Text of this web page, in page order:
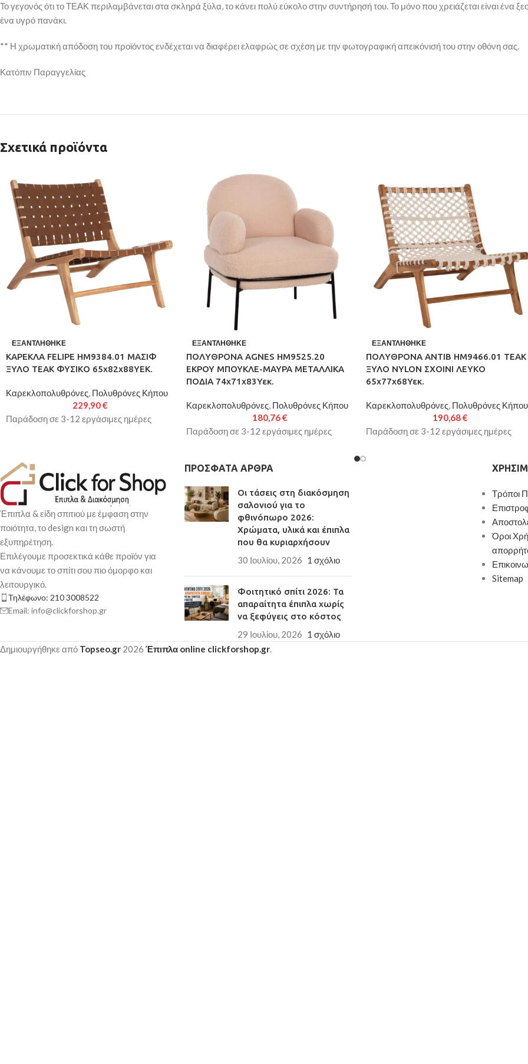
Το γεγονός ότι το ΤΕΑΚ περιλαμβάνεται στα σκληρά ξύλα, το κάνει πολύ εύκολο στην συντήρησή του. Το μόνο που χρειάζεται είναι ένα
ένα υγρό πανάκι.
** Η χρωματική απόδοση του προϊόντος ενδέχεται να διαφέρει ελαφρώς σε σχέση με την φωτογραφική απεικόνισή του στην οθόνη σας.
Κατόπιν Παραγγελίας
Σχετικά προϊόντα
ΕΞΑΝΤΛΉΘΗΚΕ
ΚΑΡΕΚΛΑ FELIPE HM9384.01 ΜΑΣΙΦ
ΞΥΛΟ ΤEAK ΦΥΣΙΚΟ 65x82x88YΕΚ.
Καρεκλοπολυθρόνες, Πολυθρόνες Κήπου
229,90€
Παράδοση σε 3-12 εργάσιμες ημέρες
ΕΞΑΝΤΛΉΘΗΚΕ
ΠΟΛΥΘΡΟΝΑ AGNES HM9525.20
ΕΚΡΟΥ ΜΠΟΥΚΛΕ-ΜΑΥΡΑ ΜΕΤΑΛΛΙΚΑ
ΠΟΔΙΑ 74x71x83Υεκ.
Καρεκλοπολυθρόνες, Πολυθρόνες Κήπου
180,76€
Παράδοση σε 3-12 εργάσιμες ημέρες
ΕΞΑΝΤΛΉΘΗΚΕ
ΠΟΛΥΘΡΟΝΑ ANTIB HM9466.01 ΤΕΑΚ
ΞΥΛΟ NYLON ΣΧΟΙΝΙ ΛΕΥΚΟ
65x77x68Υεκ.
Καρεκλοπολυθρόνες, Πολυθρόνες Κήπου
190,68€
Παράδοση σε 3-12 εργάσιμες ημέρες
Έπιπλα & είδη σπιτιού με έμφαση στην
ποιότητα, το design και τη σωστή
εξυπηρέτηση.
Επιλέγουμε προσεκτικά κάθε προϊόν για
να κάνουμε το σπίτι σου πιο όμορφο και
λειτουργικό.
Τηλέφωνο: 210 3008522
Email: info@clickforshop.gr
ΠΡΌΣΦΑΤΑ ΆΡΘΡΑ
Οι τάσεις στη διακόσμηση
σαλονιού για το
φθινόπωρο 2026:
Χρώματα, υλικά και έπιπλα
που θα κυριαρχήσουν
30 Ιουλίου, 2026 1 σχόλιο
Φοιτητικό σπίτι 2026: Τα
απαραίτητα έπιπλα χωρίς
να ξεφύγεις στο κόστος
29 Ιουλίου, 2026 1 σχόλιο
Τρόποι
Όροι
Sitemap
Δημιουργήθηκε από Topseo.gr 2026 Έπιπλα online clickforshop.gr.